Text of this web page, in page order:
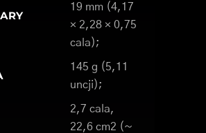
19 mm (4,17
× 2,28 × 0,75
cala);
145 g (5,11
uncji);
2,7 cala,
22,6 cm2 (~